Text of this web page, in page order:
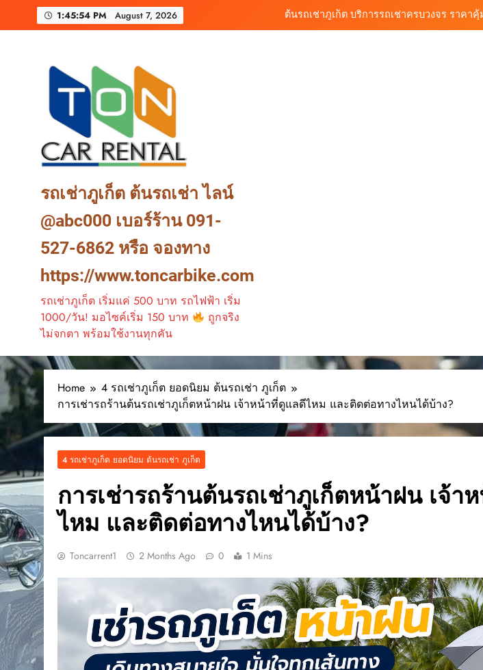
1:45:55 PM August 7, 2026
เช่ารถมอเตอร์ไซค์ภูเก็ต กับต้นรถเช่า เดินทางสะดวก ราคาป
รถเช่าภูเก็ต ต้นรถเช่า ไลน์
@abc000 เบอร์ร้าน 091-
527-6862 หรือ จองทาง
https://www.toncarbike.com
รถเช่าภูเก็ต เริ่มแค่ 500 บาท รถไฟฟ้า เริ่ม
1000/วัน! มอไซค์เริ่ม 150 บาท
ถูกจริง
ไม่จกตา พร้อมใช้งานทุกคัน
Home
4 รถเช่าภูเก็ต ยอดนิยม ต้นรถเช่า ภูเก็ต
การเช่ารถร้านต้นรถเช่าภูเก็ตหน้าฝน เจ้าหน้าที่ดูแลดีไหม และติดต่อทางไหนได้บ้าง?
4 รถเช่าภูเก็ต ยอดนิยม ต้นรถเช่า ภูเก็ต
การเช่ารถร้านต้นรถเช่าภูเก็ตหน้าฝน เจ้า
ไหม และติดต่อทางไหนได้บ้าง?
Toncarrent1 2 Months Ago 0 1 Mins